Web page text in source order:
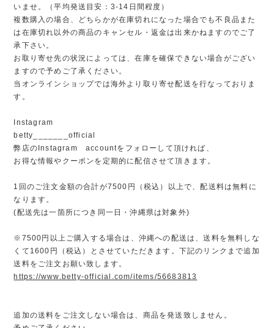
いませ。（平均発送目安：3-14日間程度）
複数購入の場合、どちらかが在庫切れになった場合でも不良品また
は在庫切れ以外の商品のキャンセル・返金は出来かねますのでご了
承下さい。
お取り寄せ先の状況によっては、在庫を確保できない場合がござい
ますので予めご了承ください。
当オンラインショップでは海外より取り寄せ配送を行なっておりま
す。
Instagram
betty_______official
弊店のInstagram accountをフォローして頂ければ、
お得な情報やクーポンを定期的に配信させて頂きます。
1回のご注文金額の合計が7500円（税込）以上で、配送料は無料に
なります。
(配送先は一箇所につき同一日・沖縄県は対象外)
※7500円以上ご購入する場合は、沖縄への配送は、送料を無料しな
くて1600円（税込）とさせていただきます。下記のリンクまで追加
送料をご注文お願い致します。
https://www.betty-official.com/items/56683813
追加の送料をご注文しない場合は、商品を発送致しません。